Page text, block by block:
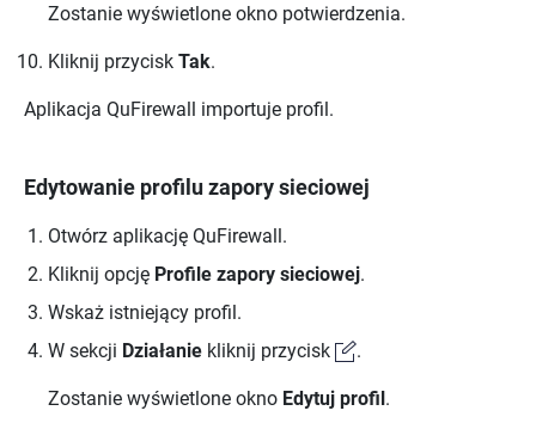
Zostanie wyświetlone okno potwierdzenia.
Kliknij przycisk Tak.
Aplikacja QuFirewall importuje profil.
Edytowanie profilu zapory sieciowej
Otwórz aplikację QuFirewall.
Kliknij opcję Profile zapory sieciowej.
Wskaż istniejący profil.
W sekcji Działanie kliknij przycisk .
Zostanie wyświetlone okno Edytuj profil.